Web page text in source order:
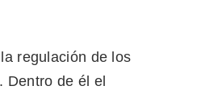
regulación de los
Dentro de él el